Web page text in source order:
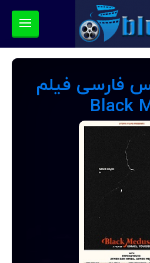
فارسی فیلم
Black